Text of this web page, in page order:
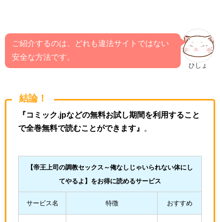
ひしょ
ご紹介するのは、どれも違法サイトではない
安全な方法です。
結論！
『コミック.jpなどの無料お試し期間を利用すること
で全巻無料で読むことができます』
。
【帝王上司の調教セックス～俺なしじゃいられない体にし
てやるよ 】をお得に読めるサービス
サービス名 特徴 おすすめ